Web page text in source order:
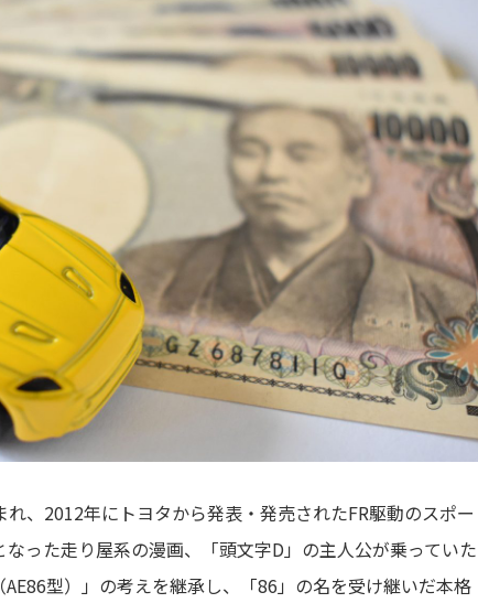
れ、2012年にトヨタから発表・発売されたFR駆動のスポー
った走り屋系の漫画、「頭文字D」の主人公が乗っていた
型）」の考えを継承し、「86」の名を受け継いだ本格